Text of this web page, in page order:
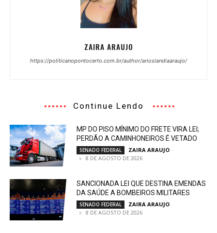
ZAIRA ARAUJO
https://politicanopontocerto.com.br/author/arioslandiaaraujo/
Continue Lendo
MP DO PISO MÍNIMO DO FRETE VIRA LEI;
PERDÃO A CAMINHONEIROS É VETADO
SENADO FEDERAL ZAIRA ARAUJO -
8 DE AGOSTO DE 2026
SANCIONADA LEI QUE DESTINA EMENDAS
DA SAÚDE A BOMBEIROS MILITARES
SENADO FEDERAL ZAIRA ARAUJO -
8 DE AGOSTO DE 2026